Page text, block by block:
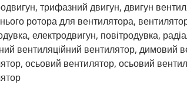
трифазний двигун, двигун
ротора для вентилятора,
електродвигун, повітродувка,
вентиляційний вентилятор, димовий
осьовий вентилятор, осьовий